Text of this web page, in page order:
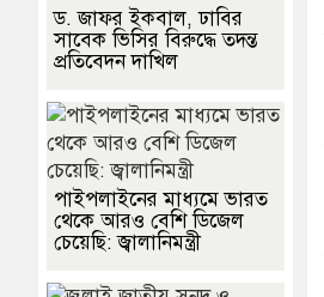
ড. জাফর ইকবাল, ঢাবির
সাবেক ভিসির বিরুদ্ধে তদন্ত
প্রতিবেদন দাখিল
পাইপলাইনের মাধ্যমে ভারত
থেকে আরও বেশি ডিজেল
চেয়েছি: জ্বালানিমন্ত্রী